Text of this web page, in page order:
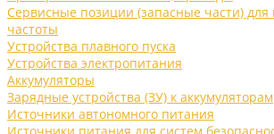
Сервисные позиции (запасные части) для
частоты
Устройства плавного пуска
Устройства электропитания
Аккумуляторы
Зарядные устройства (ЗУ) к аккумуляторам
Источники автономного питания